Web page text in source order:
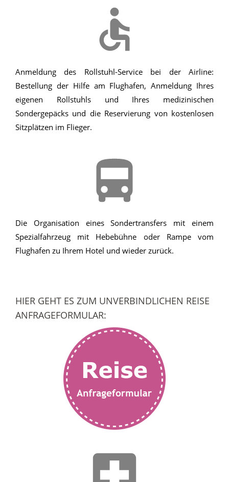
Anmeldung des Rollstuhl-Service bei der Airline:
Bestellung der Hilfe am Flughafen, Anmeldung Ihres
eigenen Rollstuhls und Ihres medizinischen
Sondergepäcks und die Reservierung von kostenlosen
Sitzplätzen im Flieger.
Die Organisation eines Sondertransfers mit einem
Spezialfahrzeug mit Hebebühne oder Rampe vom
Flughafen zu Ihrem Hotel und wieder zurück.
HIER GEHT ES ZUM UNVERBINDLICHEN REISE
ANFRAGEFORMULAR: